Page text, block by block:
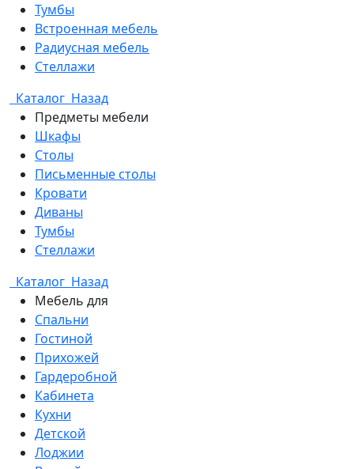
Тумбы
Встроенная мебель
Радиусная мебель
Стеллажи
Каталог Назад
Предметы мебели
Шкафы
Столы
Письменные столы
Кровати
Диваны
Тумбы
Стеллажи
Каталог Назад
Мебель для
Спальни
Гостиной
Прихожей
Гардеробной
Кабинета
Кухни
Детской
Лоджии